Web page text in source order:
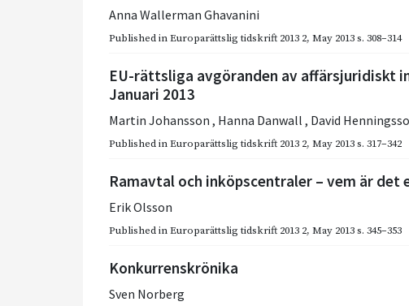
Anna Wallerman Ghavanini
Published inEuroparättslig tidskrift 2013 2, May 2013s. 308–314
EU-rättsliga avgöranden av affärsjuridiskt
Januari 2013
Martin Johansson , Hanna Danwall , David
Published inEuroparättslig tidskrift 2013 2, May 2013s. 317–342
Ramavtal och inköpscentraler – vem är det
Erik Olsson
Published inEuroparättslig tidskrift 2013 2, May 2013s. 345–353
Konkurrenskrönika
Sven Norberg